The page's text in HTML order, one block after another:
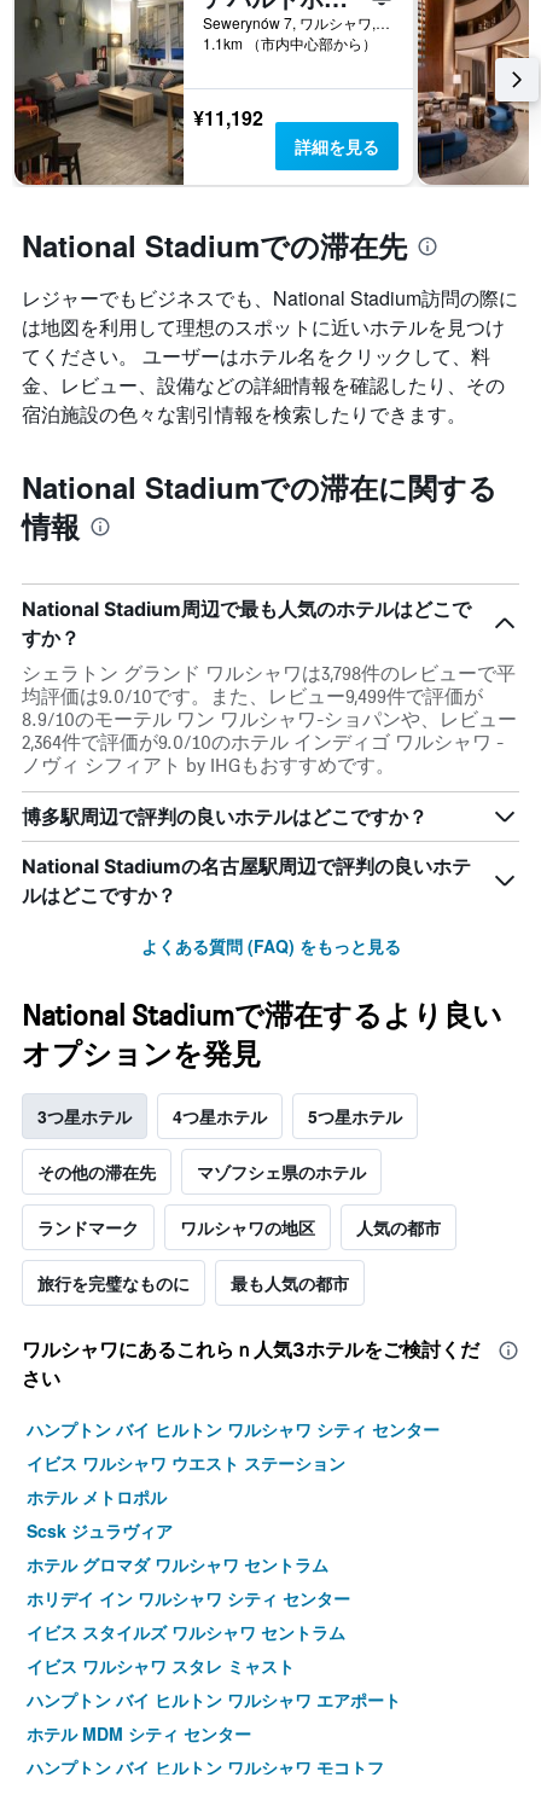
Sewerynów 7, ワルシャワ, マゾフシェ県, ポーランド
1.1km （市内中心部から）
¥11,192
詳細を見る
National Stadiumでの滞在先
レジャーでもビジネスでも、National Stadium​訪問の際に
は地図を利用して理想のスポットに近いホテルを見つけ
てください。 ユーザーはホテル名をクリックして、料
金、レビュー、設備などの詳細情報を確認したり、その
宿泊施設の色々な割引情報を検索したりできます。
National Stadiumでの滞在に関する
情報
National Stadium周辺で最も人気のホテルはどこで
すか？
シェラトン グランド ワルシャワは3,798件のレビューで平
均評価は9.0/10です。また、レビュー9,499件で評価が
8.9/10のモーテル ワン ワルシャワ-ショパンや、レビュー
2,364件で評価が9.0/10のホテル インディゴ ワルシャワ -
ノヴィ シフィアト by IHGもおすすめです。
博多駅周辺で評判の良いホテルはどこですか？
National Stadiumの名古屋駅周辺で評判の良いホテ
ルはどこですか？
よくある質問 (FAQ) をもっと見る
National Stadiumで滞在するより良い
オプションを発見
3つ星ホテル 4つ星ホテル 5つ星ホテル
その他の滞在先 マゾフシェ県のホテル
ランドマーク ワルシャワの地区 人気の都市
旅行を完璧なものに 最も人気の都市
ワルシャワ​にあるこれらｎ人気3ホテルをご検討くだ
さい
ハンプトン バイ ヒルトン ワルシャワ シティ センター
イビス ワルシャワ ウエスト ステーション
ホテル メトロポル
Scsk ジュラヴィア
ホテル グロマダ ワルシャワ セントラム
ホリデイ イン ワルシャワ シティ センター
イビス スタイルズ ワルシャワ セントラム
イビス ワルシャワ スタレ ミャスト
ハンプトン バイ ヒルトン ワルシャワ エアポート
ホテル MDM シティ センター
ハンプトン バイ ヒルトン ワルシャワ モコトフ